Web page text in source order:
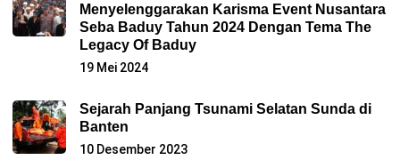
Menyelenggarakan Karisma Event Nusantara
Seba Baduy Tahun 2024 Dengan Tema The
Legacy Of Baduy
19 Mei 2024
Sejarah Panjang Tsunami Selatan Sunda di
Banten
10 Desember 2023